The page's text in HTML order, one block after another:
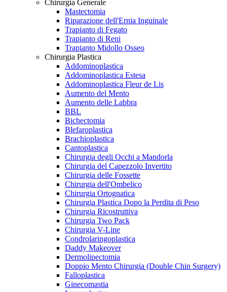
Chirurgia Generale
Mastectomia
Riparazione dell'Ernia Inguinale
Trapianto di Fegato
Trapianto di Reni
Trapianto Midollo Osseo
Chirurgia Plastica
Addominoplastica
Addominoplastica Estesa
Addominoplastica Fleur de Lis
Aumento del Mento
Aumento delle Labbra
BBL
Bichectomia
Blefaroplastica
Brachioplastica
Cantoplastica
Chirurgia degli Occhi a Mandorla
Chirurgia del Capezzolo Invertito
Chirurgia delle Fossette
Chirurgia dell'Ombelico
Chirurgia Ortognatica
Chirurgia Plastica Dopo la Perdita di Peso
Chirurgia Ricostruttiva
Chirurgia Two Pack
Chirurgia V-Line
Condrolaringoplastica
Daddy Makeover
Dermolipectomia
Doppio Mento Chirurgia (Double Chin Surgery)
Falloplastica
Ginecomastia